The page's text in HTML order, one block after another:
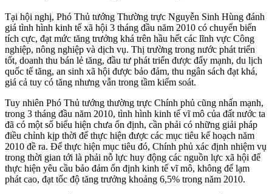
Tại hội nghị, Phó Thủ tướng Thường trực Nguyễn Sinh Hùng đánh
giá tình hình kinh tế xã hội 3 tháng đầu năm 2010 có chuyển biến
tích cực, đạt mức tăng trưởng khá trên hầu hết các lĩnh vực Công
nghiệp, nông nghiệp và dịch vụ. Thị trường trong nước phát triển
tốt, doanh thu bán lẻ tăng, đầu tư phát triển được đẩy mạnh, du lịch
quốc tế tăng, an sinh xã hội được bảo đảm, thu ngân sách đạt khá,
giá cả tuy có tăng nhưng vẫn trong tầm kiểm soát.
Tuy nhiên Phó Thủ tướng thường trực Chính phủ cũng nhấn mạnh,
trong 3 tháng đầu năm 2010, tình hình kinh tế vĩ mô của đất nước ta
đã có một số biểu hiện chưa ổn định, cần phải có những giải pháp
điều chỉnh kịp thời để thực hiện được các mục tiêu kế hoạch năm
2010 đề ra. Để thực hiện mục tiêu đó, Chính phủ xác định nhiệm vụ
trong thời gian tới là phải nỗ lực huy động các nguồn lực xã hội để
thực hiện yêu cầu bảo đảm ổn định kinh tế vĩ mô, không để lạm
phát cao, đạt tốc độ tăng trưởng khoảng 6,5% trong năm 2010.